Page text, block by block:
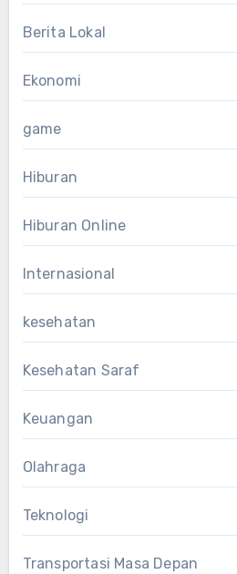
Berita Lokal
Ekonomi
game
Hiburan
Hiburan Online
Internasional
kesehatan
Kesehatan Saraf
Keuangan
Olahraga
Teknologi
Transportasi Masa Depan